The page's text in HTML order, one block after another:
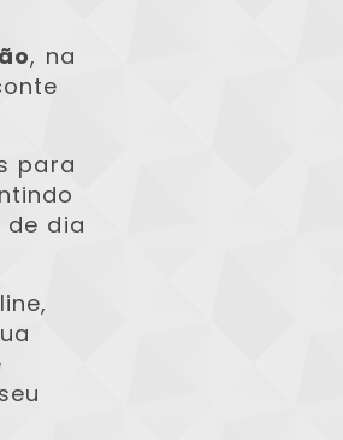
, na
para
de dia